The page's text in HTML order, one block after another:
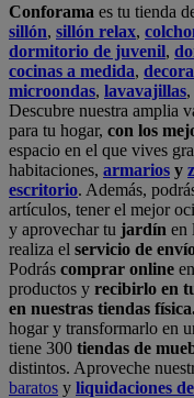
Conforama es tu tienda
sillón, sillón relax,
dormitorio de juvenil,
cocinas a medida,
microondas, lavavajillas,
Descubre nuestra amplia
para tu hogar, con los
espacio en el que vives
habitaciones, armarios y
escritorio. Además,
artículos, tener el mejor
y aprovechar tu jardín en
realiza el servicio de
Podrás comprar online
productos y recibirlo en
en nuestras tiendas
hogar y transformarlo en
tiene 300 tiendas de
distintos. Aproveche
baratos y liquidaciones